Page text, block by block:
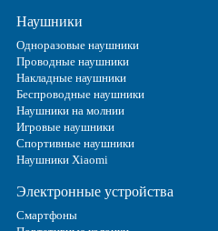
Наушники
Одноразовые наушники
Проводные наушники
Накладные наушники
Беспроводные наушники
Наушники на молнии
Игровые наушники
Спортивные наушники
Наушники Xiaomi
Электронные устройства
Смартфоны